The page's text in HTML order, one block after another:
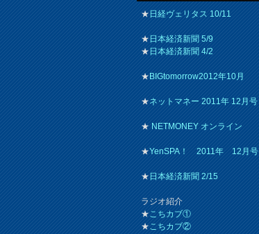
★日経ヴェリタス 10/11
★日本経済新聞 5/9
★日本経済新聞 4/2
★BIGtomorrow2012年10月
★ネットマネー 2011年 12月号
★NETMONEY オンライン
★YenSPA！ 2011年 12月号
★日本経済新聞 2/15
ラジオ紹介
★こちカブ①
★こちカブ②